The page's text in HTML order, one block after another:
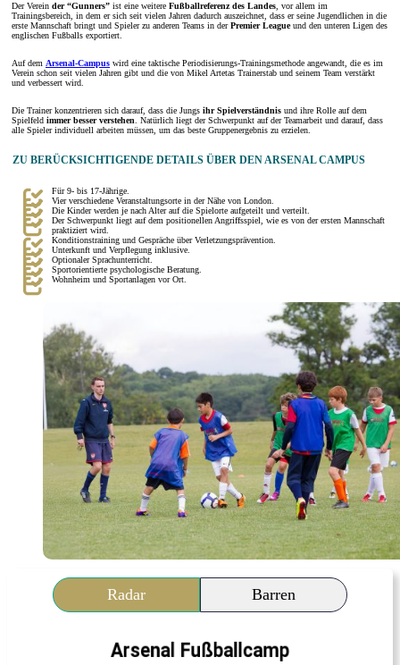
Der Verein der “Gunners” ist eine weitere Fußballreferenz des Landes, vor allem im
Trainingsbereich, in dem er sich seit vielen Jahren dadurch auszeichnet, dass er seine Jugendlichen in die
erste Mannschaft bringt und Spieler zu anderen Teams in derPremier Leagueund den unteren Ligen des
englischen Fußballs exportiert.
Auf dem Arsenal-Campus wird eine taktische Periodisierungs-Trainingsmethode angewandt, die es im
Verein schon seit vielen Jahren gibt und die von Mikel Artetas Trainerstab und seinem Team verstärkt
und verbessert wird.
Die Trainer konzentrieren sich darauf, dass die Jungs ihr Spielverständnis und ihre Rolle auf dem
Spielfeld immer besser verstehen. Natürlich liegt der Schwerpunkt auf der Teamarbeit und darauf, dass
alle Spieler individuell arbeiten müssen, um das beste Gruppenergebnis zu erzielen.
ZU BERÜCKSICHTIGENDE DETAILS ÜBER DEN ARSENAL CAMPUS
Für 9- bis 17-Jährige.
Vier verschiedene Veranstaltungsorte in der Nähe von London.
Die Kinder werden je nach Alter auf die Spielorte aufgeteilt und verteilt.
Der Schwerpunkt liegt auf dem positionellen Angriffsspiel, wie es von der ersten Mannschaft
praktiziert wird.
Konditionstraining und Gespräche über Verletzungsprävention.
Unterkunft und Verpflegung inklusive.
Optionaler Sprachunterricht.
Sportorientierte psychologische Beratung.
Wohnheim und Sportanlagen vor Ort.
Radar Barren